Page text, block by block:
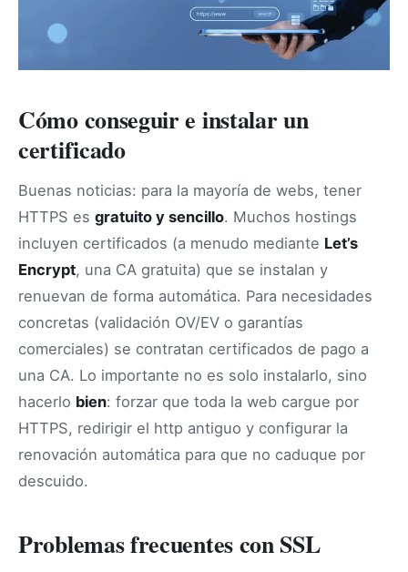
Cómo conseguir e instalar un
certificado
Buenas noticias: para la mayoría de webs, tener
HTTPS es gratuito y sencillo. Muchos hostings
incluyen certificados (a menudo mediante Let’s
Encrypt, una CA gratuita) que se instalan y
renuevan de forma automática. Para necesidades
concretas (validación OV/EV o garantías
comerciales) se contratan certificados de pago a
una CA. Lo importante no es solo instalarlo, sino
hacerlo bien: forzar que toda la web cargue por
HTTPS, redirigir el http antiguo y configurar la
renovación automática para que no caduque por
descuido.
Problemas frecuentes con SSL